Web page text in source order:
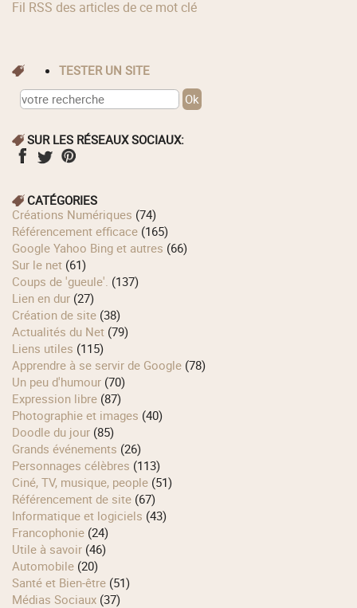
Fil RSS des articles de ce mot clé
TESTER UN SITE
SUR LES RÉSEAUX SOCIAUX:
CATÉGORIES
Créations Numériques (74)
Référencement efficace (165)
Google Yahoo Bing et autres (66)
Sur le net (61)
Coups de 'gueule'. (137)
Lien en dur (27)
Création de site (38)
Actualités du Net (79)
Liens utiles (115)
Apprendre à se servir de Google (78)
Un peu d'humour (70)
Expression libre (87)
Photographie et images (40)
Doodle du jour (85)
Grands événements (26)
Personnages célèbres (113)
Ciné, TV, musique, people (51)
Référencement de site (67)
Informatique et logiciels (43)
Francophonie (24)
Utile à savoir (46)
Automobile (20)
Santé et Bien-être (51)
Médias Sociaux (37)